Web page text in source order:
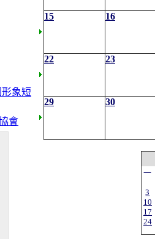
15 16
22 23
29 30
一
3
10
17
24